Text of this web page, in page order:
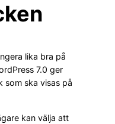
lika bra på
7.0 ger
som ska visas på
kan välja att